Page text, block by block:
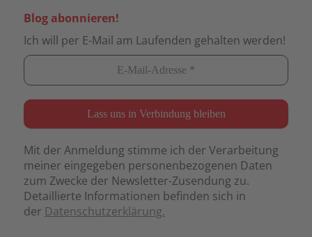
Blog abonnieren!
Ich will per E-Mail am Laufenden gehalten werden!
Mit der Anmeldung stimme ich der Verarbeitung
meiner eingegeben personenbezogenen Daten
zum Zwecke der Newsletter-Zusendung zu.
Detaillierte Informationen befinden sich in
der Datenschutzerklärung.